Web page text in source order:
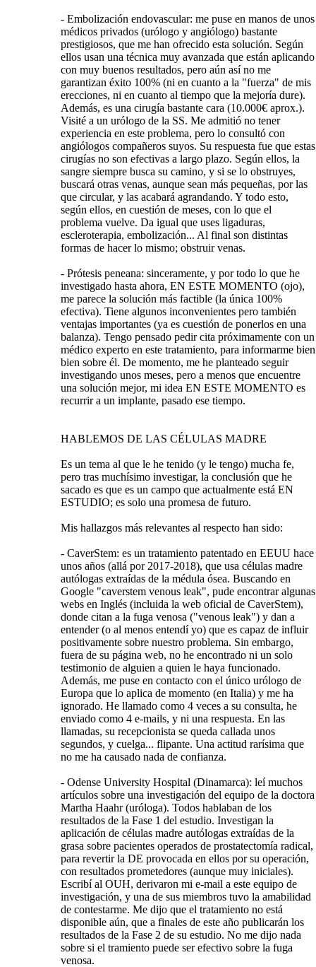
- Embolización endovascular: me puse en manos de unos
médicos privados (urólogo y angiólogo) bastante
prestigiosos, que me han ofrecido esta solución. Según
ellos usan una técnica muy avanzada que están aplicando
con muy buenos resultados, pero aún así no me
garantizan éxito 100% (ni en cuanto a la "fuerza" de mis
erecciones, ni en cuanto al tiempo que la mejoría dure).
Además, es una cirugía bastante cara (10.000€ aprox.).
Visité a un urólogo de la SS. Me admitió no tener
experiencia en este problema, pero lo consultó con
angiólogos compañeros suyos. Su respuesta fue que estas
cirugías no son efectivas a largo plazo. Según ellos, la
sangre siempre busca su camino, y si se lo obstruyes,
buscará otras venas, aunque sean más pequeñas, por las
que circular, y las acabará agrandando. Y todo esto,
según ellos, en cuestión de meses, con lo que el
problema vuelve. Da igual que uses ligaduras,
escleroterapia, embolización... Al final son distintas
formas de hacer lo mismo; obstruir venas.
- Prótesis peneana: sinceramente, y por todo lo que he
investigado hasta ahora, EN ESTE MOMENTO (ojo),
me parece la solución más factible (la única 100%
efectiva). Tiene algunos inconvenientes pero también
ventajas importantes (ya es cuestión de ponerlos en una
balanza). Tengo pensado pedir cita próximamente con un
médico experto en este tratamiento, para informarme bien
bien sobre él. De momento, me he planteado seguir
investigando unos meses, pero a menos que encuentre
una solución mejor, mi idea EN ESTE MOMENTO es
recurrir a un implante, pasado ese tiempo.
HABLEMOS DE LAS CÉLULAS MADRE
Es un tema al que le he tenido (y le tengo) mucha fe,
pero tras muchísimo investigar, la conclusión que he
sacado es que es un campo que actualmente está EN
ESTUDIO; es solo una promesa de futuro.
Mis hallazgos más relevantes al respecto han sido:
- CaverStem: es un tratamiento patentado en EEUU hace
unos años (allá por 2017-2018), que usa células madre
autólogas extraídas de la médula ósea. Buscando en
Google "caverstem venous leak", pude encontrar algunas
webs en Inglés (incluida la web oficial de CaverStem),
donde citan a la fuga venosa ("venous leak") y dan a
entender (o al menos entendí yo) que es capaz de influir
positivamente sobre nuestro problema. Sin embargo,
fuera de su página web, no he encontrado ni un solo
testimonio de alguien a quien le haya funcionado.
Además, me puse en contacto con el único urólogo de
Europa que lo aplica de momento (en Italia) y me ha
ignorado. He llamado como 4 veces a su consulta, he
enviado como 4 e-mails, y ni una respuesta. En las
llamadas, su recepcionista se queda callada unos
segundos, y cuelga... flipante. Una actitud rarísima que
no me ha causado nada de confianza.
- Odense University Hospital (Dinamarca): leí muchos
artículos sobre una investigación del equipo de la doctora
Martha Haahr (uróloga). Todos hablaban de los
resultados de la Fase 1 del estudio. Investigan la
aplicación de células madre autólogas extraídas de la
grasa sobre pacientes operados de prostatectomía radical,
para revertir la DE provocada en ellos por su operación,
con resultados prometedores (aunque muy iniciales).
Escribí al OUH, derivaron mi e-mail a este equipo de
investigación, y una de sus miembros tuvo la amabilidad
de contestarme. Me dijo que el tratamiento no está
disponible aún, que a finales de este año publicarán los
resultados de la Fase 2 de su estudio. No me dijo nada
sobre si el tramiento puede ser efectivo sobre la fuga
venosa.